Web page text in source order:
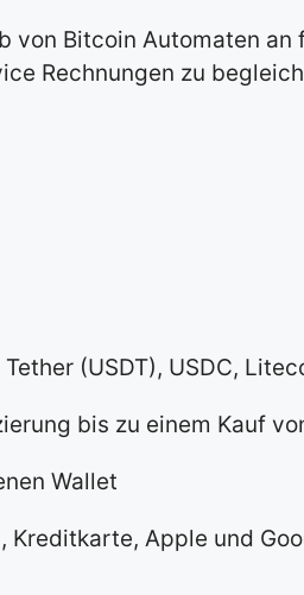
von Bitcoin Automaten
Rechnungen zu
(USDT), USDC,
bis zu einem Kauf
Wallet
Kreditkarte, Apple und